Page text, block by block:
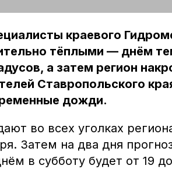
краевого
тёплыми — днём
а затем регион
Ставропольского
дожди.
во всех уголках
Затем на два дня
в субботу будет от 19